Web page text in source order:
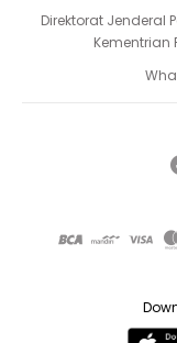
Direktorat Jenderal
Kementrian